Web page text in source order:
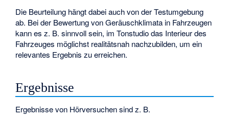
Die Beurteilung hängt dabei auch von der Testumgebung
ab. Bei der Bewertung von Geräuschklimata in Fahrzeugen
kann es z. B. sinnvoll sein, im Tonstudio das Interieur des
Fahrzeuges möglichst realitätsnah nachzubilden, um ein
relevantes Ergebnis zu erreichen.
Ergebnisse
Ergebnisse von Hörversuchen sind z. B.